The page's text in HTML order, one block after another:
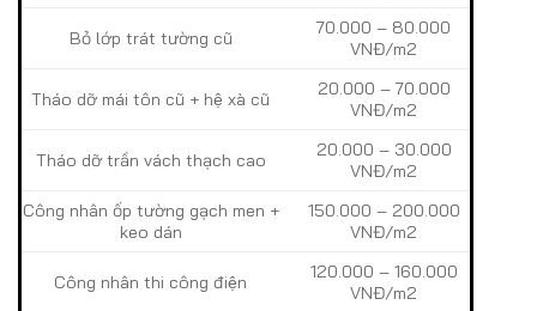
Bỏ lớp trát tường cũ
70.000 – 80.000
VNĐ/m2
Tháo dỡ mái tôn cũ + hệ xà cũ
20.000 – 70.000
VNĐ/m2
Tháo dỡ trần vách thạch cao
20.000 – 30.000
VNĐ/m2
Công nhân ốp tường gạch men +
keo dán
150.000 – 200.000
VNĐ/m2
Công nhân thi công điện
120.000 – 160.000
VNĐ/m2